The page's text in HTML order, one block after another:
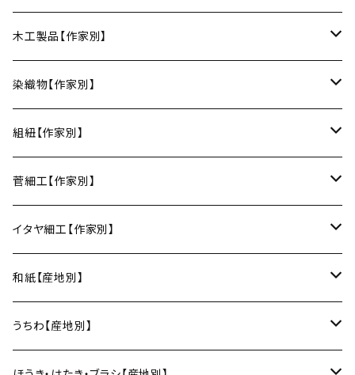
丸皿
小鉢
中鉢
ご飯茶碗
お椀・ボウル
お椀
丼
湯呑・カップ
マグカップ
フリーカップ
酒器
ぐい呑み・盃
徳利
蓋物・キャニスター
そば猪口
箸・カトラリー
箸
HORITSUKE（瀬戸焼／愛知）
馬の目皿
AND C（瀬戸焼／愛知）
Trace Face（瀬戸焼／愛知）
m.m.d.（瀬戸焼／愛知）
LUC DE BOECK（京都）
小山研一（京都）
中村譲司（京都）
中田漆木（香川）
庵治漆 -AJIURUSHI
讃岐石地塗
erakko（京都）
suosikki（京都）
うるしおいしおはし
木工製品【作家別】
りょうび庵（曲げわっぱ／秋田）
erakko（木と漆／京都）
甲斐のぶお工房（竹のカトラリー／大分）
染織物【作家別】
藤本つむぎ工房（上田紬／長野）
巾着袋
ブックカバー
清原遥（テキスタイル／滋賀）
KOMOREBI
朝焼け
藍染屋ほうね（藍染／静岡）
京都のれん（風呂敷／京都）
小風呂敷（約50cm角）
2巾風呂敷（約70cm角）
Sugee textile（国産手ぬぐい）
組紐【作家別】
昇苑くみひも（京都）
リング
ブレスレット
菅細工【作家別】
深江菅細工（大阪）
イタヤ細工【作家別】
角館イタヤ工芸（秋田）
民芸イタヤ工房（秋田）
和紙【産地別】
出雲民藝紙（島根）
うちわ【産地別】